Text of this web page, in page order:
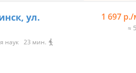
ул.
наук 23 мин.
1 697
≈